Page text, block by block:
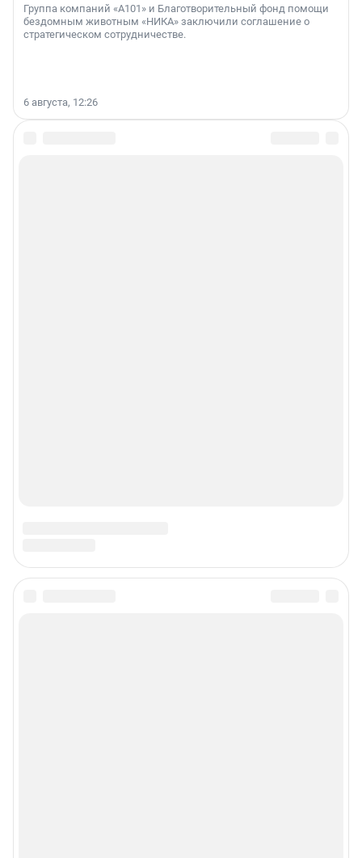
Группа компаний «А101» и Благотворительный фонд помощи
бездомным животным «НИКА» заключили соглашение о
стратегическом сотрудничестве.
6 августа, 12:26